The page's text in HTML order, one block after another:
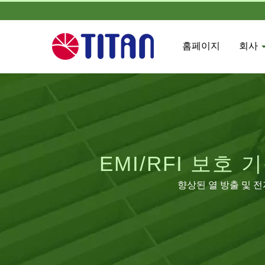
홈페이지 회사
EMI/RFI 보호
향상된 열 방출 및